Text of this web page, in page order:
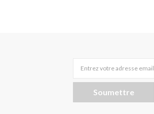
Entrez votre adresse email
Soumettre